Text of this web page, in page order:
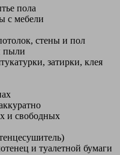
пола
с мебели
стены и пол
пыли
затирки, клея
и свободных
и туалетной бумаги